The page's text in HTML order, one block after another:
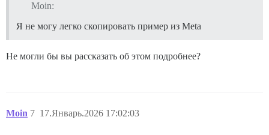
Moin:
Я не могу легко скопировать пример из Meta
Не могли бы вы рассказать об этом подробнее?
Moin 17.Январь.2026 17:02:03
7